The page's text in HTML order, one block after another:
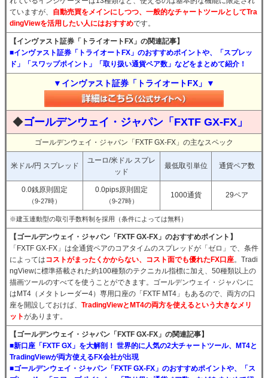
ていますが、 自動売買をメインにしつつ、一般的なチャートツールとしてTra
dingViewを活用したい人にはおすすめです。
【インヴァスト証券「トライオートFX」の関連記事】
■インヴァスト証券「トライオートFX」のおすすめポイントや、「スプレッ
ド」「スワップポイント」「取り扱い通貨ペア数」などをまとめて紹介！
▼インヴァスト証券「トライオートFX」▼
◆ゴールデンウェイ・ジャパン「FXTF GX-FX」
ゴールデンウェイ・ジャパン「FXTF GX-FX」の主なスペック
米ドル/円 スプレッド
ユーロ/米ドル スプレ
ッド
最低取引単位 通貨ペア数
0.0銭原則固定
（9-27時）
0.0pips原則固定
（9-27時）
1000通貨 29ペア
※建玉連動型の取引手数料制を採用（条件によっては無料）
【ゴールデンウェイ・ジャパン「FXTF GX-FX」のおすすめポイント】
「FXTF GX-FX」は全通貨ペアのコアタイムのスプレッドが「ゼロ」で、条件
によってはコストがまったくかからない、コスト面でも優れたFX口座。Tradi
ngViewに標準搭載された約100種類のテクニカル指標に加え、50種類以上の
描画ツールのすべてを使うことができます。ゴールデンウェイ・ジャパンに
はMT4（メタトレーダー4）専用口座の「FXTF MT4」もあるので、両方の口
座を開設しておけば、 TradingViewとMT4の両方を使えるという大きなメリ
ットがあります。
【ゴールデンウェイ・ジャパン「FXTF GX-FX」の関連記事】
■新口座「FXTF GX」を大解剖！ 世界的に人気の2大チャートツール、MT4と
TradingViewが両方使えるFX会社が出現
■ゴールデンウェイ・ジャパン「FXTF GX-FX」のおすすめポイントや、「ス